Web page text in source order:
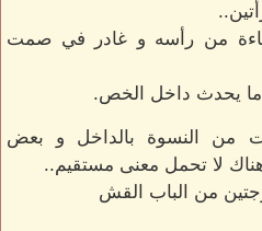
من رأسه و غادر في صمت
ما يحدث داخل الخص.
من النسوة بالداخل و بعض
لا تحمل معنى مستقيم..
من الباب القش